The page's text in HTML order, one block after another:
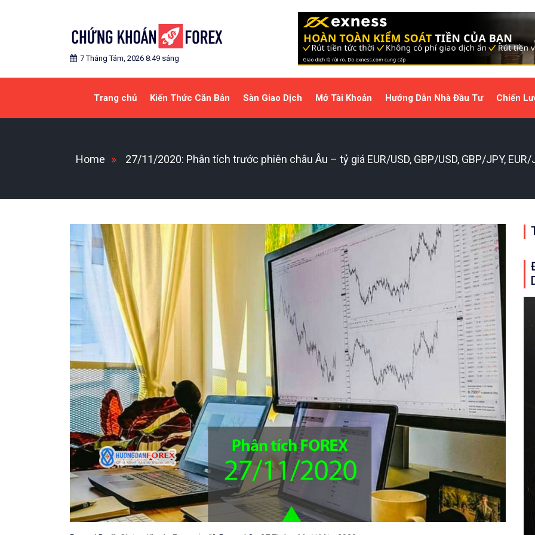
CHỨNG KHOÁN FOREX
Blog chia sẻ về Chứng Khoán và Forex
7 Tháng Tám, 2026 8:49 sáng
Trang chủ Kiến Thức Căn Bản Sàn Giao Dịch Mở Tài Khoản Hướng Dẫn Nhà Đầu Tư Chiến
Home 27/11/2020: Phân tích trước phiên châu Âu – tỷ giá EUR/USD, GBP/USD, GBP/JPY, EUR/